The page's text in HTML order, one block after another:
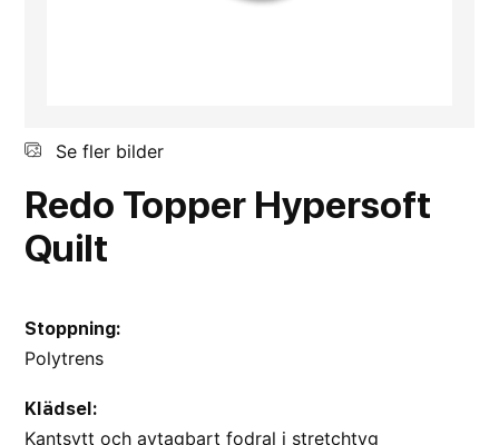
Redo Topper Hypersoft
Quilt
Stoppning:
Polytrens
Klädsel:
Kantsytt och avtagbart fodral i stretchtyg
Se fler bilder